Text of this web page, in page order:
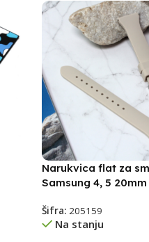
Narukvica flat za
Samsung 4, 5 20mm
Šifra: 205159
Na stanju